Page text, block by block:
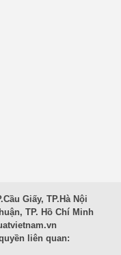
Giấy, TP.Hà Nội
TP. Hồ Chí Minh
liên quan: